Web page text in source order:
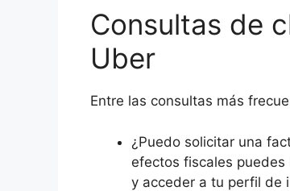
Consultas de
Uber
Entre las consultas más
¿Puedo solicitar una
efectos fiscales
y acceder a tu perfil de